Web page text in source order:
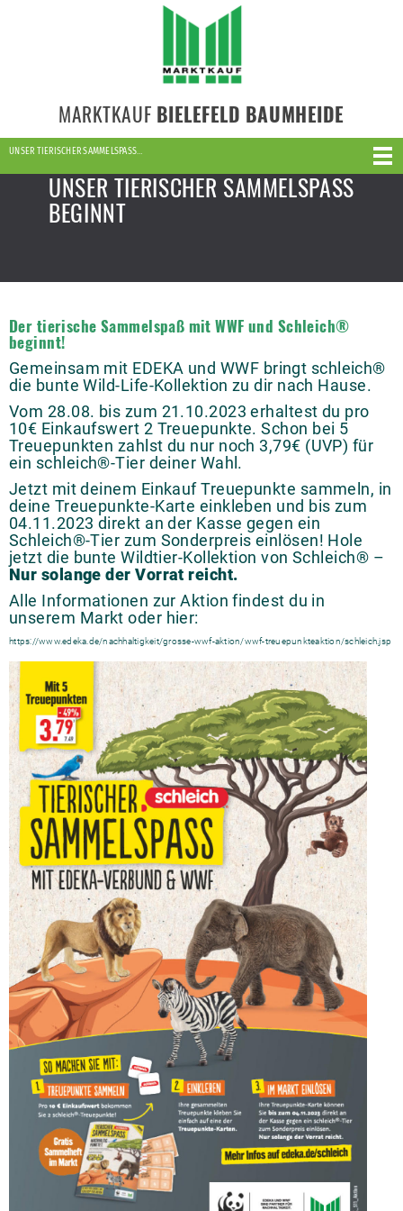
MARKTKAUF BIELEFELD BAUMHEIDE
UNSER TIERISCHER SAMMELSPASS…
UNSER TIERISCHER SAMMELSPASS
BEGINNT
Der tierische Sammelspaß mit WWF und Schleich®
beginnt!
Gemeinsam mit EDEKA und WWF bringt schleich®
die bunte Wild-Life-Kollektion zu dir nach Hause.
Vom 28.08. bis zum 21.10.2023 erhaltest du pro
10€ Einkaufswert 2 Treuepunkte. Schon bei 5
Treuepunkten zahlst du nur noch 3,79€ (UVP) für
ein schleich®-Tier deiner Wahl.
Jetzt mit deinem Einkauf Treuepunkte sammeln, in
deine Treuepunkte-Karte einkleben und bis zum
04.11.2023 direkt an der Kasse gegen ein
Schleich®-Tier zum Sonderpreis einlösen! Hole
jetzt die bunte Wildtier-Kollektion von Schleich® –
Nur solange der Vorrat reicht.
Alle Informationen zur Aktion findest du in
unserem Markt oder hier:
https://www.edeka.de/nachhaltigkeit/grosse-wwf-aktion/wwf-treuepunkteaktion/schleich.jsp